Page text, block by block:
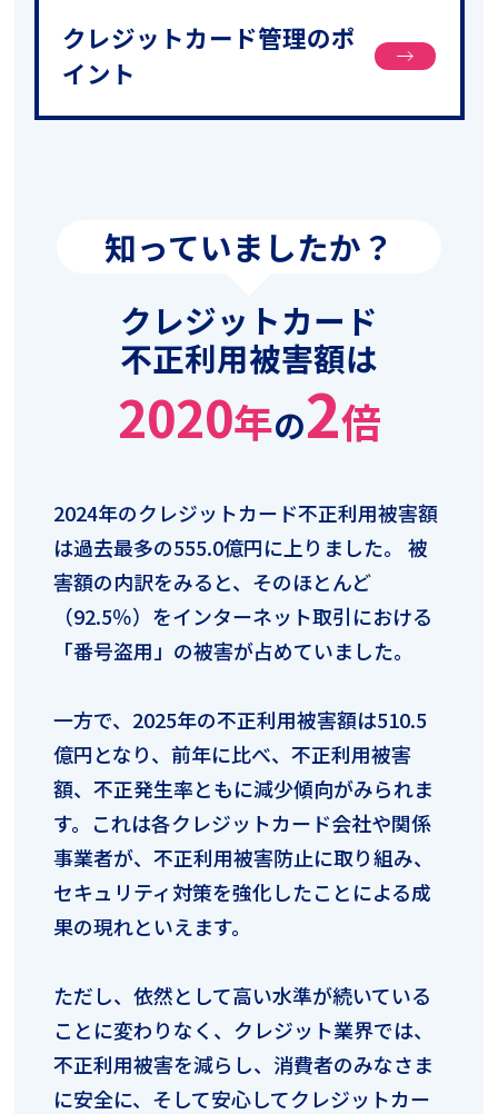
クレジットカード管理のポ
イント
知っていましたか？
クレジットカード
不正利用被害額は
2020年の2倍
2024年のクレジットカード不正利用被害額
は過去最多の555.0億円に上りました。 被
害額の内訳をみると、そのほとんど
（92.5％）をインターネット取引における
「番号盗用」の被害が占めていました。
一方で、2025年の不正利用被害額は510.5
億円となり、前年に比べ、不正利用被害
額、不正発生率ともに減少傾向がみられま
す。これは各クレジットカード会社や関係
事業者が、不正利用被害防止に取り組み、
セキュリティ対策を強化したことによる成
果の現れといえます。
ただし、依然として高い水準が続いている
ことに変わりなく、クレジット業界では、
不正利用被害を減らし、消費者のみなさま
に安全に、そして安心してクレジットカー